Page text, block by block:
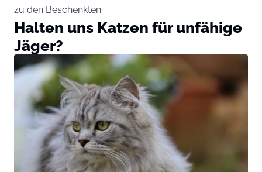
zu den Beschenkten.
Halten uns Katzen für unfähige
Jäger?